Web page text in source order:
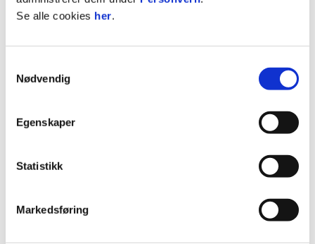
Se alle cookies her.
Nødvendig
Egenskaper
Statistikk
Markedsføring